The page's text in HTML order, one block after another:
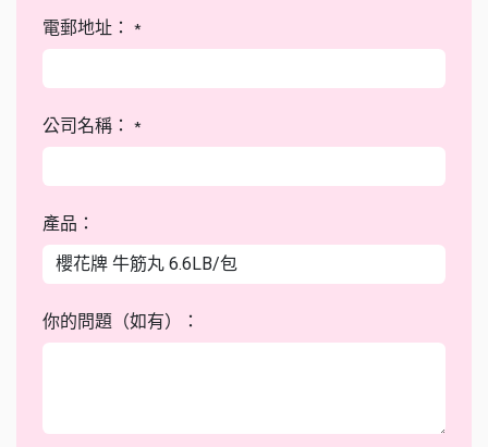
電郵地址： *
公司名稱： *
產品：
你的問題（如有）：